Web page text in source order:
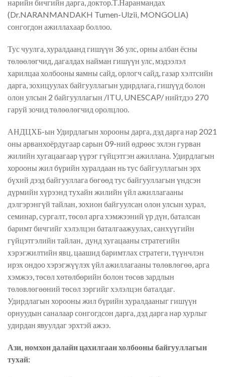
нарийн бичгийн дарга, доктор.Т.Наранмандах
(Dr.NARANMANDAKH Tumen-Ulzii, MONGOLIA)
сонгогдон ажиллахаар боллоо.
Тус чуулга, хуралдаанд гишүүн 36 улс, орны албан ёсны
төлөөлөгчид, дагалдах найман гишүүн улс, мэдээлэл
харилцаа холбооны яамны сайд, орлогч сайд, газар хэлтсийн
дарга, зохицуулах байгууллагын удирдлага, гишүүд болон
олон улсын 2 байгууллагын /ITU, UNESCAP/ нийтдээ 270
гаруй зочид төлөөлөгчид оролцлоо.
АНДЦХБ-ын Удирдлагын хорооны дарга, дэд дарга нар 2021
оны арванхоёрдугаар сарын 09-ний өдрөөс эхлэн гурван
жилийн хугацаагаар үүрэг гүйцэтгэн ажиллана. Удирдлагын
хорооны жил бүрийн хуралдаан нь тус байгууллагын эрх
бүхий дээд байгууллага бөгөөд тус байгууллагын үндсэн
дүрмийн хүрээнд тухайн жилийн үйл ажиллагааны
дэлгэрэнгүй тайлан, зохион байгуулсан олон улсын хурал,
семинар, сургалт, төсөл арга хэмжээний үр дүн, баталсан
баримт бичгийг хэлэлцэн баталгаажуулах, санхүүгийн
гүйцэтгэлийн тайлан, дунд хугацааны стратегийн
хэрэгжилтийн явц, цаашид баримтлах стратеги, түүнчлэн
ирэх ондоо хэрэгжүүлэх үйл ажиллагааны төлөвлөгөө, арга
хэмжээ, төсөл хөтөлбөрийн болон төсөв зардлын
төлөвлөгөөний төсөл зэргийг хэлэлцэн баталдаг.
Удирдлагын хорооны жил бүрийн хуралдааныг гишүүн
орнуудын саналаар сонгогдсон дарга, дэд дарга нар хурлыг
удирдан явуулдаг эрхтэй ажээ.
Ази, номхон далайн цахилгаан холбооны байгууллагын
тухай: